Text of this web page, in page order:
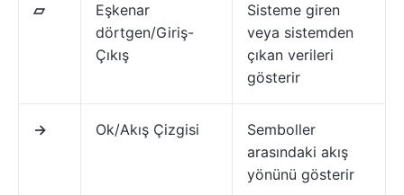
▱
Eşkenar
dörtgen/Giriş-
Çıkış
Sisteme giren
veya sistemden
çıkan verileri
gösterir
→ Ok/Akış Çizgisi
Semboller
arasındaki akış
yönünü gösterir